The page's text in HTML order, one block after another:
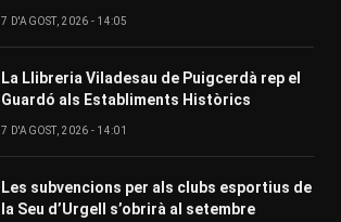
7 D'AGOST, 2026 - 14:05
La Llibreria Viladesau de Puigcerdà rep el
Guardó als Establiments Històrics
7 D'AGOST, 2026 - 14:01
Les subvencions per als clubs esportius de
la Seu d’Urgell s’obrirà al setembre